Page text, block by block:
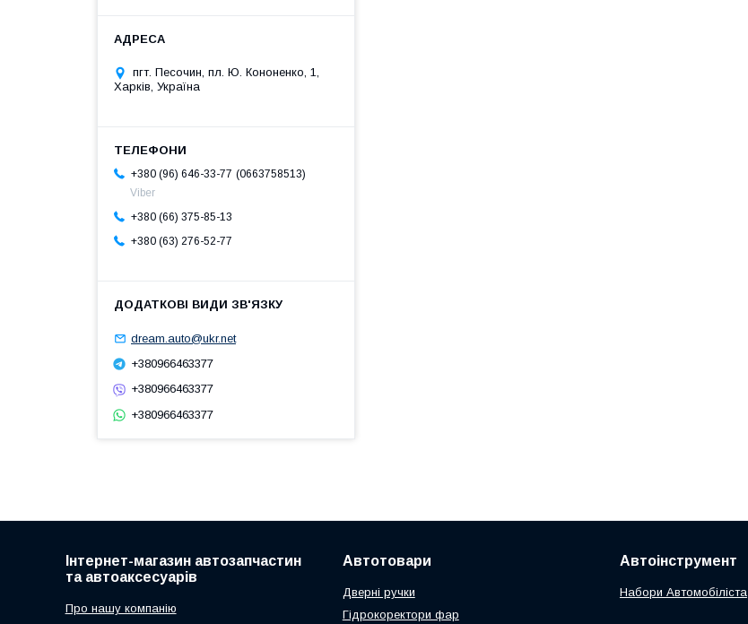
пгт. Песочин, пл. Ю. Кононенко, 1,
Харків, Україна
+380 (96) 646-33-77
0663758513
Viber
+380 (66) 375-85-13
+380 (63) 276-52-77
dream.auto@ukr.net
+380966463377
+380966463377
+380966463377
Інтернет-магазин автозапчастин
та автоаксесуарів
Про нашу компанію
Автотовари
Дверні ручки
Гідрокоректори фар
Автоінструмент
Набори Автомобіліста